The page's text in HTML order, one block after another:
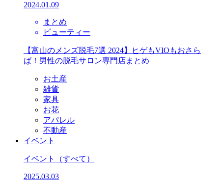
2024.01.09
まとめ
ビューティー
【富山のメンズ脱毛7選 2024】ヒゲもVIOもおさら
ば！男性の脱毛サロン専門店まとめ
お土産
雑貨
家具
お花
アパレル
不動産
イベント
イベント （すべて）
2025.03.03